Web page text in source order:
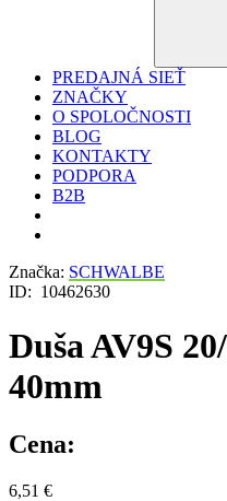
PREDAJNÁ SIEŤ
ZNAČKY
O SPOLOČNOSTI
BLOG
KONTAKTY
PODPORA
B2B
Značka: SCHWALBE
ID: 10462630
Duša AV9S
40mm
Cena:
6,51 €